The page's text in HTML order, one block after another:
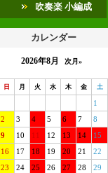
吹奏楽 小編成
カレンダー
2026年8月 次月»
日 月 火 水 木 金 土
1
2
3 4 5 6 7
8
9
10 11 12 13 14
15
16
17 18 19 20 21
22
23
24 25 26 27 28
29